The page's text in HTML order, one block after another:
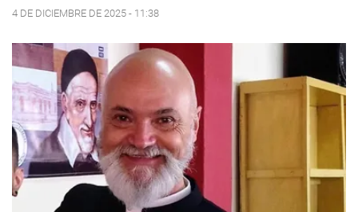
4 DE DICIEMBRE DE 2025 - 11:38